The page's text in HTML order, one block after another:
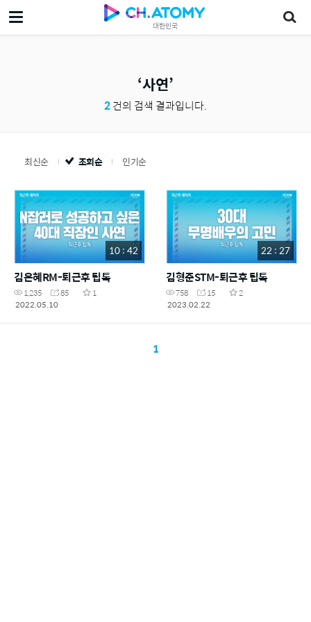
대한민국
사연
2건의 검색 결과입니다.
최신순 조회순 인기순
10 : 42
김은혜RM-퇴근후 팁톡
1,235 85
1
2022.05.10
22 : 27
김형준STM-퇴근후 팁톡
758 15
2
2023.02.22
1